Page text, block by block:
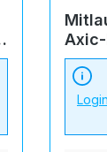
Axic-
Login